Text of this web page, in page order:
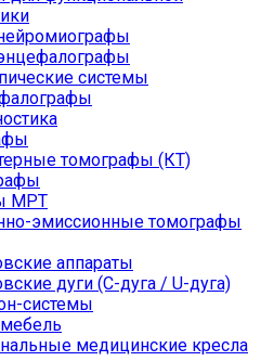
системы
томографы (КТ)
МРТ
эмиссионные томографы
аппараты
дуги (С-дуга / U-дуга)
системы
медицинские кресла